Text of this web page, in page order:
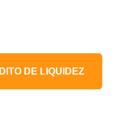
DE LIQUIDEZ